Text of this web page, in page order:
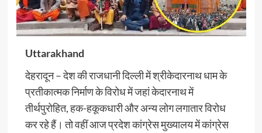
Uttarakhand
देहरादून – देश की राजधानी दिल्ली में श्रीकेदारनाथ धाम के
प्रतीकात्मक निर्माण के विरोध में जहां केदारनाथ में
तीर्थपुरोहित, हक-हकूकधारी और अन्य लोग लगातार विरोध
कर रहे हैं। तो वहीं आज प्रदेश कांग्रेस मुख्यालय में कांग्रेस